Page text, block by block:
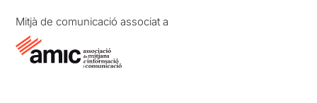
Mitjà de comunicació associat a